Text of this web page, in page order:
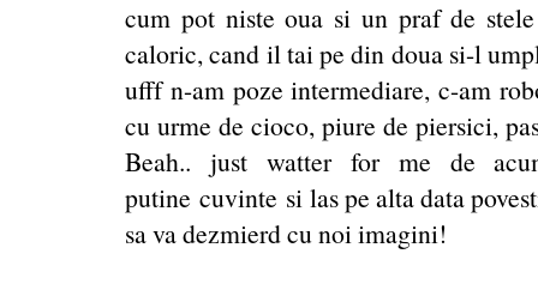
cum pot niste oua si un praf de
caloric, cand il tai pe din doua si-l
ufff n-am poze intermediare, c-am
cu urme de cioco, piure de piersici,
Beah.. just watter for me de
putine cuvinte si las pe alta data
sa va dezmierd cu noi imagini!